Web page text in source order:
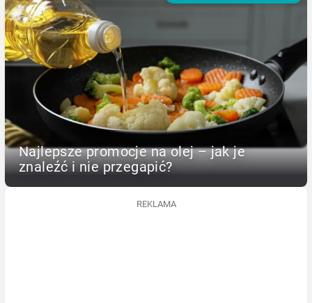
Najlepsze promocje na olej – jak je
znaleźć i nie przegapić?
REKLAMA